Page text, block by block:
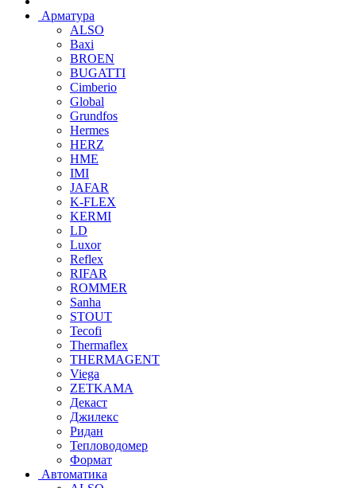
Арматура
ALSO
Baxi
BROEN
BUGATTI
Cimberio
Global
Grundfos
Hermes
HERZ
HME
IMI
JAFAR
K-FLEX
KERMI
LD
Luxor
Reflex
RIFAR
ROMMER
Sanha
STOUT
Tecofi
Thermaflex
THERMAGENT
Viega
ZETKAMA
Декаст
Джилекс
Ридан
Тепловодомер
Формат
Автоматика